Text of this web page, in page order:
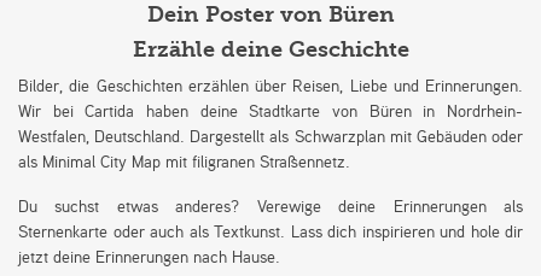
Dein Poster von Büren
Erzähle deine Geschichte
Bilder, die Geschichten erzählen über Reisen, Liebe und Erinnerungen.
Wir bei Cartida haben deine Stadtkarte von Büren in Nordrhein-
Westfalen, Deutschland. Dargestellt als Schwarzplan mit Gebäuden oder
als Minimal City Map mit filigranen Straßennetz.
Du suchst etwas anderes? Verewige deine Erinnerungen als
Sternenkarte oder auch als Textkunst. Lass dich inspirieren und hole dir
jetzt deine Erinnerungen nach Hause.